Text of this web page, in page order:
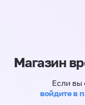
Магазин
Если вы
войдите в